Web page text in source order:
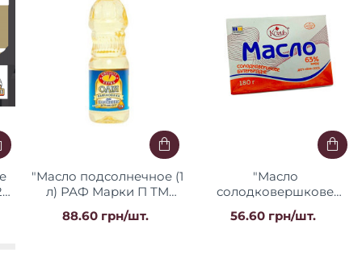
"Масло подсолнечное (1
л) РАФ Марки П ТМ
"Чугуев продукт"
88.60 грн/шт.
"Масло
солодковершкове
бутербродне 63% жиру
ДСТУ 180 г. / 20 шт ТМ
56.60 грн/шт.